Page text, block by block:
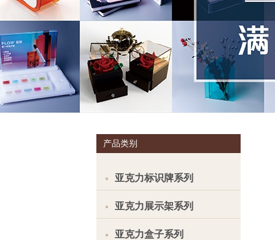
产品类别
亚克力标识牌系列
亚克力展示架系列
亚克力盒子系列